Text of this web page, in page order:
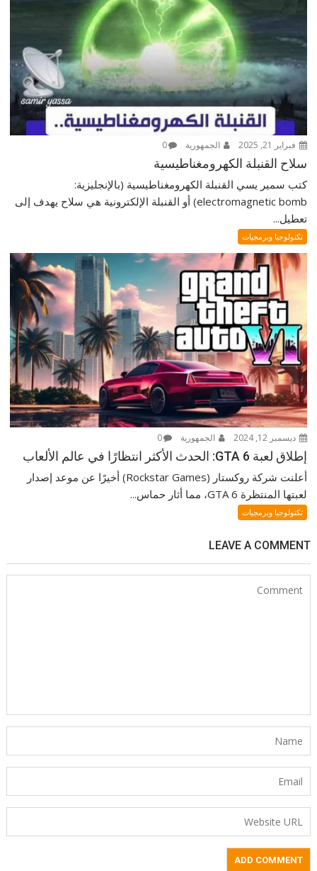
فبراير 21, 2025 الجمهورية 0
سلاح القنبلة الكهرومغناطيسية
كتب سمير يسي القنبلة الكهرومغناطيسية (بالإنجليزية:
electromagnetic bomb) أو القنبلة الإلكترونية هي سلاح يهدف إلى
تعطيل...
تكنولوجيا وبرمجيات
ديسمبر 12, 2024 الجمهورية 0
إطلاق لعبة GTA 6: الحدث الأكثر انتظارًا في عالم الألعاب
أعلنت شركة روكستار (Rockstar Games) أخيرًا عن موعد إصدار
لعبتها المنتظرة GTA 6، مما أثار حماس...
تكنولوجيا وبرمجيات
LEAVE A COMMENT